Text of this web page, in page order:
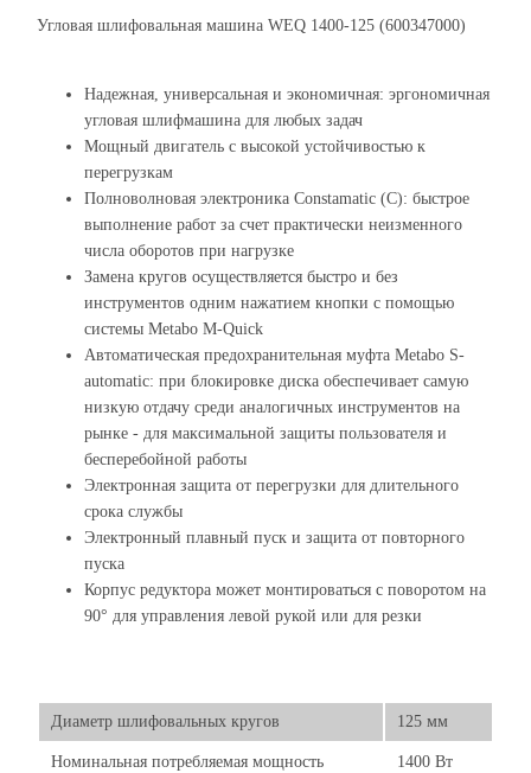
Угловая шлифовальная машина WEQ 1400-125 (600347000)
Надежная, универсальная и экономичная: эргономичная
угловая шлифмашина для любых задач
Мощный двигатель с высокой устойчивостью к
перегрузкам
Полноволновая электроника Constamatic (C): быстрое
выполнение работ за счет практически неизменного
числа оборотов при нагрузке
Замена кругов осуществляется быстро и без
инструментов одним нажатием кнопки с помощью
системы Metabo M-Quick
Автоматическая предохранительная муфта Metabo S-
automatic: при блокировке диска обеспечивает самую
низкую отдачу среди аналогичных инструментов на
рынке - для максимальной защиты пользователя и
бесперебойной работы
Электронная защита от перегрузки для длительного
срока службы
Электронный плавный пуск и защита от повторного
пуска
Корпус редуктора может монтироваться с поворотом на
90° для управления левой рукой или для резки
Диаметр шлифовальных кругов 125 мм
Номинальная потребляемая мощность 1400 Вт